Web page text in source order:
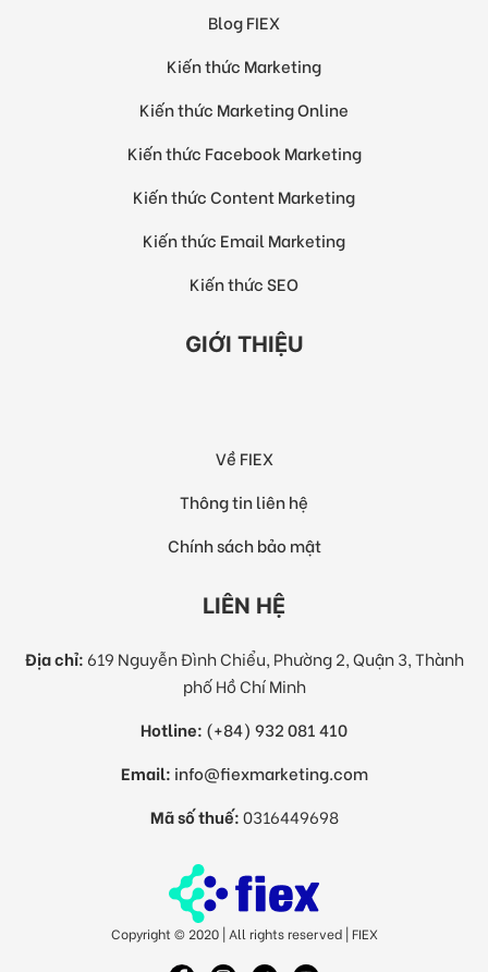
Blog FIEX
Kiến thức Marketing
Kiến thức Marketing Online
Kiến thức Facebook Marketing
Kiến thức Content Marketing
Kiến thức Email Marketing
Kiến thức SEO
GIỚI THIỆU
Về FIEX
Thông tin liên hệ
Chính sách bảo mật
LIÊN HỆ
Địa chỉ: 619 Nguyễn Đình Chiểu, Phường 2, Quận 3, Thành
phố Hồ Chí Minh
Hotline: (+84) 932 081 410
Email: info@fiexmarketing.com
Mã số thuế:0316449698
Copyright © 2020 | All rights reserved | FIEX